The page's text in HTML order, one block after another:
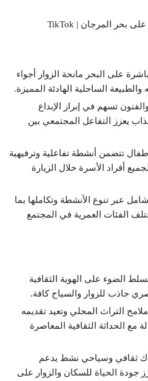
على البحر مانحة الزوار أجواء
الساحلية الهادئة المميزة.
تسهم في إبراز الإبداع
يعزز التفاعل المجتمعي بين
تتضمن أنشطة تفاعلية وترفيهية
أفراد الأسرة خلال الزيارة
عبر تنوع الأنشطة وتكاملها بما
الفئات العمرية في المجتمع
الضوء على الهوية الثقافية
جاذب للزوار والسياح كافة.
التراث المحلي وتعيد تقديمه
مع الحداثة الثقافية المعاصرة
ثقافي وسياحي نشط يدعم
جودة الحياة للسكان والزوار على